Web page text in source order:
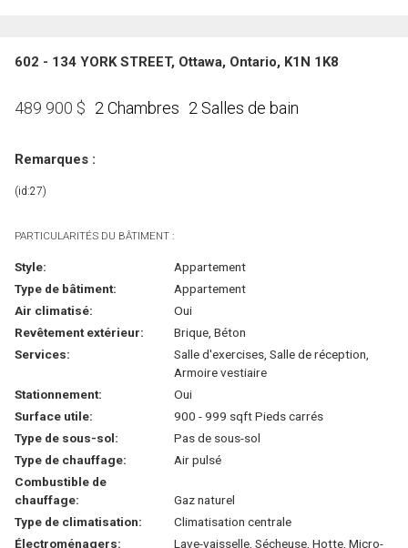
602 - 134 YORK STREET, Ottawa, Ontario, K1N 1K8
489 900 $ 2 Chambres 2 Salles de bain
Remarques :
(id:27)
PARTICULARITÉS DU BÂTIMENT :
Style:
Appartement
Type de bâtiment:
Appartement
Air climatisé:
Oui
Revêtement extérieur:
Brique, Béton
Services:
Salle d'exercises, Salle de réception,
Armoire vestiaire
Stationnement:
Oui
Surface utile:
900 - 999 sqft Pieds carrés
Type de sous-sol:
Pas de sous-sol
Type de chauffage:
Air pulsé
Combustible de
chauffage:
Gaz naturel
Type de climatisation:
Climatisation centrale
Électroménagers:
Lave-vaisselle, Sécheuse, Hotte, Micro-